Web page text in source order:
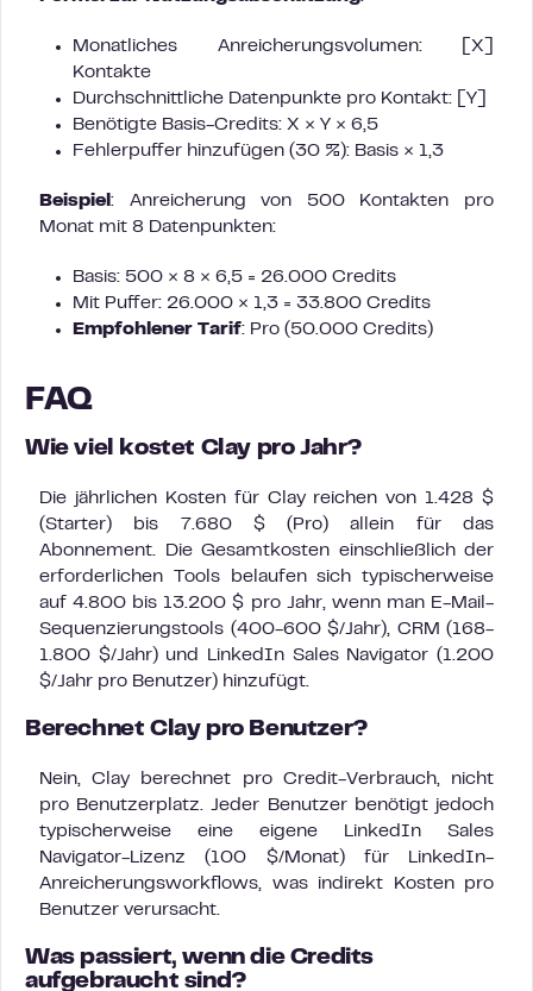
Monatliches Anreicherungsvolumen: [X]
Kontakte
Durchschnittliche Datenpunkte pro Kontakt: [Y]
Benötigte Basis-Credits: X × Y × 6,5
Fehlerpuffer hinzufügen (30 %): Basis × 1,3
Beispiel : Anreicherung von 500 Kontakten pro
Monat mit 8 Datenpunkten:
Basis: 500 × 8 × 6,5 = 26.000 Credits
Mit Puffer: 26.000 × 1,3 = 33.800 Credits
Empfohlener Tarif: Pro (50.000 Credits)
FAQ
Wie viel kostet Clay pro Jahr?
Die jährlichen Kosten für Clay reichen von 1.428 $
(Starter) bis 7.680 $ (Pro) allein für das
Abonnement. Die Gesamtkosten einschließlich der
erforderlichen Tools belaufen sich typischerweise
auf 4.800 bis 13.200 $ pro Jahr, wenn man E-Mail-
Sequenzierungstools (400-600 $/Jahr), CRM (168-
1.800 $/Jahr) und LinkedIn Sales Navigator (1.200
$/Jahr pro Benutzer) hinzufügt.
Berechnet Clay pro Benutzer?
Nein, Clay berechnet pro Credit-Verbrauch, nicht
pro Benutzerplatz. Jeder Benutzer benötigt jedoch
typischerweise eine eigene LinkedIn Sales
Navigator-Lizenz (100 $/Monat) für LinkedIn-
Anreicherungsworkflows, was indirekt Kosten pro
Benutzer verursacht.
Was passiert, wenn die Credits
aufgebraucht sind?